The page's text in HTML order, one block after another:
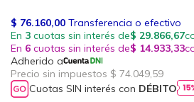
Cuotas SIN interés con DÉBITO